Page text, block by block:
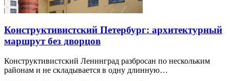
Конструктивистский Петербург: архитектурный
маршрут без дворцов
Конструктивистский Ленинград разбросан по нескольким
районам и не складывается в одну длинную…